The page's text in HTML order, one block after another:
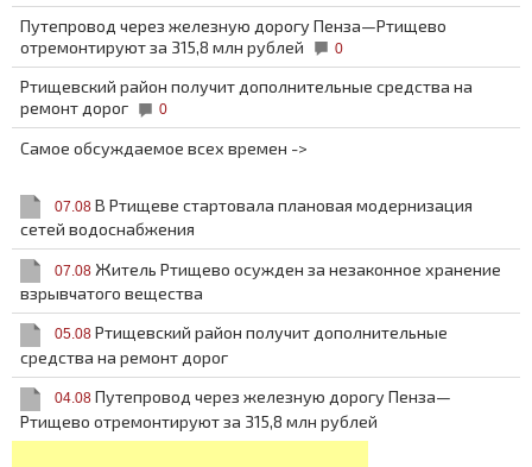
Путепровод через железную дорогу Пенза—Ртищево
отремонтируют за 315,8 млн рублей
0
Ртищевский район получит дополнительные средства на
ремонт дорог
0
Самое обсуждаемое всех времен ->
07.08 В Ртищеве стартовала плановая модернизация
сетей водоснабжения
07.08 Житель Ртищево осужден за незаконное хранение
взрывчатого вещества
05.08 Ртищевский район получит дополнительные
средства на ремонт дорог
04.08 Путепровод через железную дорогу Пенза—
Ртищево отремонтируют за 315,8 млн рублей